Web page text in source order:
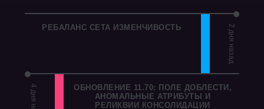
2 дня назад
РЕБАЛАНС СЕТА ИЗМЕНЧИВОСТЬ
ОБНОВЛЕНИЕ 11.70: ПОЛЕ ДОБЛЕСТИ,
АНОМАЛЬНЫЕ АТРИБУТЫ И
РЕЛИКВИИ КОНСОЛИДАЦИИ